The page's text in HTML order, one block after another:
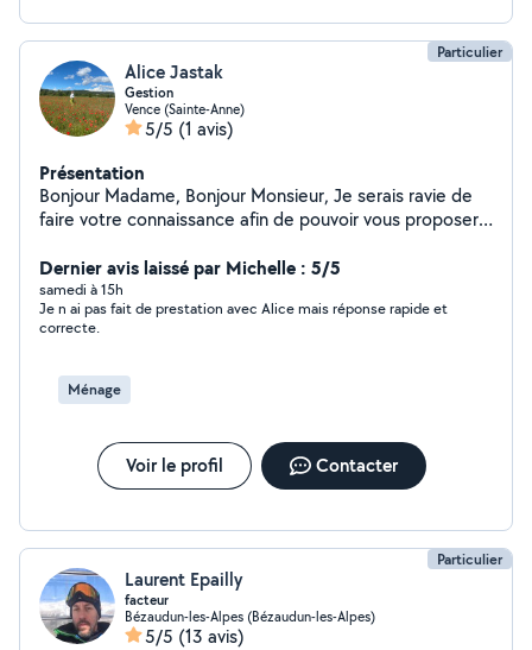
Particulier
Alice Jastak
Gestion
Vence (Sainte-Anne)
5/5 (1 avis)
Présentation
Bonjour Madame, Bonjour Monsieur, Je serais ravie de
faire votre connaissance afin de pouvoir vous proposer
en gestion. Bien cordialement, Alice
Dernier avis laissé par Michelle : 5/5
samedi à 15h
Je n ai pas fait de prestation avec Alice mais réponse rapide et
correcte.
Ménage
Voir le profil Contacter
Particulier
Laurent Epailly
facteur
Bézaudun-les-Alpes (Bézaudun-les-Alpes)
5/5 (13 avis)